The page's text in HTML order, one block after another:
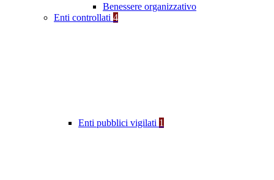
Benessere organizzativo
Enti controllati 4
Enti pubblici vigilati 1